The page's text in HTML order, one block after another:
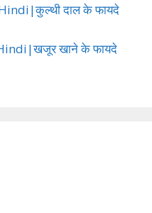
दाल के फायदे
खाने के फायदे